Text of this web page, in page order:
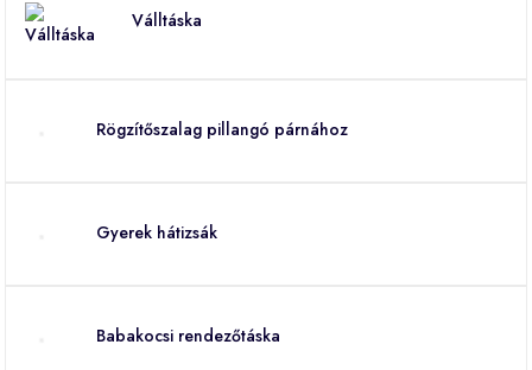
Válltáska
Rögzítőszalag pillangó párnához
Gyerek hátizsák
Babakocsi rendezőtáska